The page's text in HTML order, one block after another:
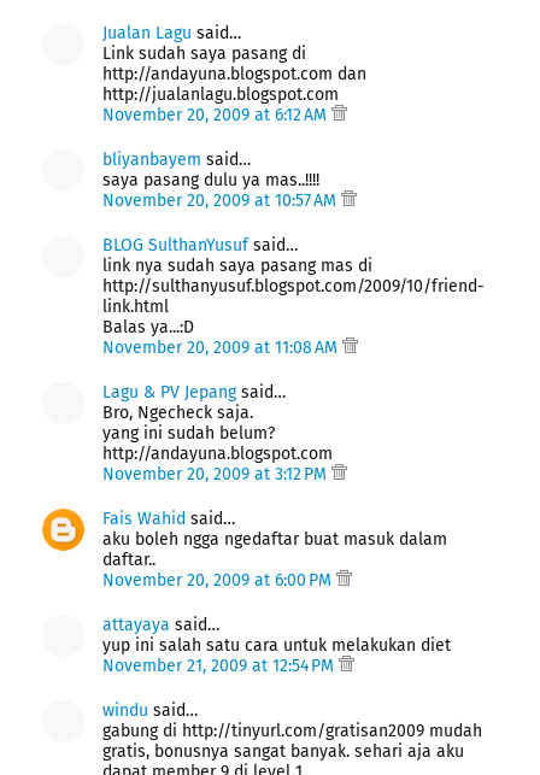
Jualan Lagu said…
Link sudah saya pasang di
http://andayuna.blogspot.com dan
http://jualanlagu.blogspot.com
November 20, 2009 at 6:12 AM
bliyanbayem said…
saya pasang dulu ya mas..!!!!
November 20, 2009 at 10:57 AM
BLOG SulthanYusufsaid…
link nya sudah saya pasang mas di
http://sulthanyusuf.blogspot.com/2009/10/friend-
link.html
Balas ya...:D
November 20, 2009 at 11:08 AM
Lagu & PV Jepangsaid…
Bro, Ngecheck saja.
yang ini sudah belum?
http://andayuna.blogspot.com
November 20, 2009 at 3:12 PM
Fais Wahid said…
aku boleh ngga ngedaftar buat masuk dalam
daftar..
November 20, 2009 at 6:00 PM
attayaya said…
yup ini salah satu cara untuk melakukan diet
November 21, 2009 at 12:54 PM
windu said…
gabung di http://tinyurl.com/gratisan2009 mudah
gratis, bonusnya sangat banyak. sehari aja aku